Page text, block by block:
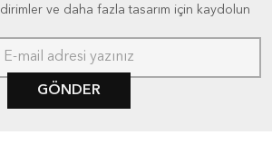
ve daha fazla tasarım için kaydolun
GÖNDER